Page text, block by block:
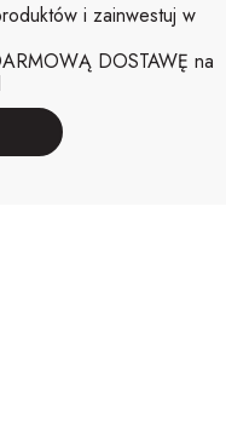
i zainwestuj w
DOSTAWĘ na